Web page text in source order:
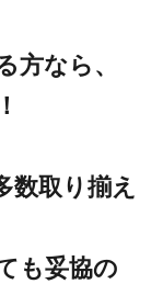
方なら、
数取り揃え
も妥協の